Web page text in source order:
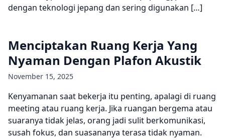
dengan teknologi jepang dan sering digunakan […]
Menciptakan Ruang Kerja Yang
Nyaman Dengan Plafon Akustik
November 15, 2025
Kenyamanan saat bekerja itu penting, apalagi di ruang
meeting atau ruang kerja. Jika ruangan bergema atau
suaranya tidak jelas, orang jadi sulit berkomunikasi,
susah fokus, dan suasananya terasa tidak nyaman.